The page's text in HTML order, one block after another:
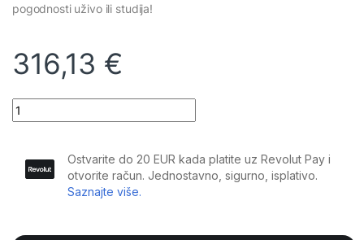
pogodnosti uživo ili studija!
316,13 €
Elokance - STM 12AC: Aktivni stage podni monitor 180W,